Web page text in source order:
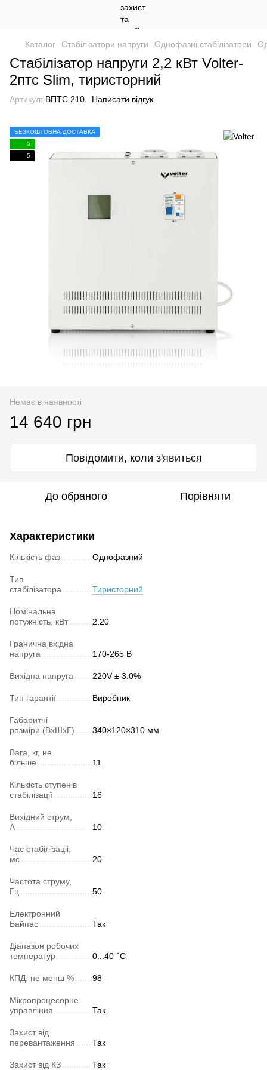
Каталог Стабілізатори напруги Однофазні стабілізатори
Стабілізатор напруги 2,2 кВт Volter-
2птс Slim, тиристорний
Артикул: ВПТС 210 Написати відгук
БЕЗКОШТОВНА ДОСТАВКА
5
5
Немає в наявності
14 640 грн
Повідомити, коли з'явиться
До обраного Порівняти
Характеристики
Кількість фаз Однофазний
Тип
стабілізатора
Тиристорний
Номінальна
потужність, кВт
2.20
Гранична вхідна
напруга
170-265 В
Вихідна напруга 220V ± 3.0%
Тип гарантії Виробник
Габаритні
розміри (ВхШхГ)
340×120×310 мм
Вага, кг, не
більше
11
Кількість ступенів
стабілізації
16
Вихідний струм,
А
10
Час стабілізаціі,
мс
20
Частота струму,
Гц
50
Електронний
Байпас
Так
Діапазон робочих
температур
0...40 °C
КПД, не менш % 98
Мікропроцесорне
управління
Так
Захист від
перевантаження
Так
Захист від КЗ Так